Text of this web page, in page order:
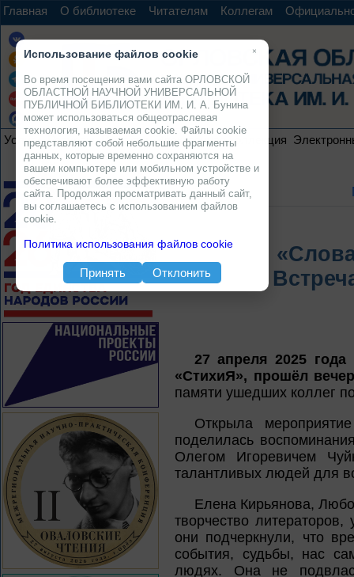
Главная О библиотеке Читателям Коллегам
Услуги Ресурсы Проекты Электронная коллекция
27 апреля 2025 года
«СтихиЯ», прошёл
памяти ушедших коллег
Открыла
поделилась
Олегом Игоревичем
талантливых людей для
Елена Кирьянова,
творчество
они подчеркнули, что
события, судьбы, нас
людях. Она не
×
Использование файлов cookie
Во время посещения вами сайта ОРЛОВСКОЙ
ОБЛАСТНОЙ НАУЧНОЙ УНИВЕРСАЛЬНОЙ
ПУБЛИЧНОЙ БИБЛИОТЕКИ ИМ. И. А. Бунина
может использоваться общеотраслевая
технология, называемая cookie. Файлы cookie
представляют собой небольшие фрагменты
данных, которые временно сохраняются на
вашем компьютере или мобильном устройстве и
обеспечивают более эффективную работу
сайта. Продолжая просматривать данный сайт,
вы соглашаетесь с использованием файлов
cookie.
Политика использования файлов cookie
Принять Отклонить